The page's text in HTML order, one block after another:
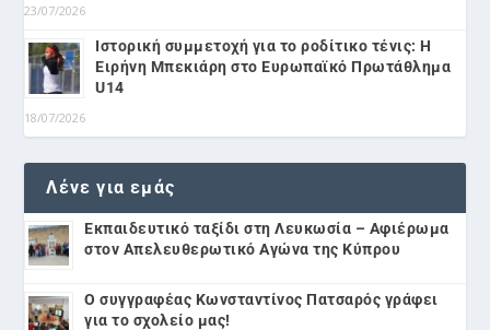
23/07/2026
Ιστορική συμμετοχή για το ροδίτικο τένις: Η
Ειρήνη Μπεκιάρη στο Ευρωπαϊκό Πρωτάθλημα
U14
18/07/2026
Λένε για εμάς
Εκπαιδευτικό ταξίδι στη Λευκωσία – Αφιέρωμα
στον Απελευθερωτικό Αγώνα της Κύπρου
Ο συγγραφέας Κωνσταντίνος Πατσαρός γράφει
για το σχολείο μας!